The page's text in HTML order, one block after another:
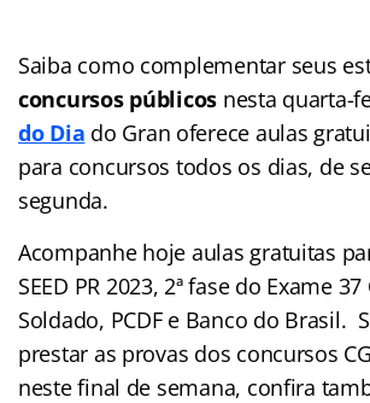
Saiba como complementar seus
concursos públicos nesta quarta-
do Dia do Gran oferece aulas
para concursos todos os dias, de
segunda.
Acompanhe hoje aulas gratuitas
SEED PR 2023,2ª fase do Exame 37
Soldado, PCDF e Banco do Brasil.
prestar as provas dos concursos
neste final de semana, confira